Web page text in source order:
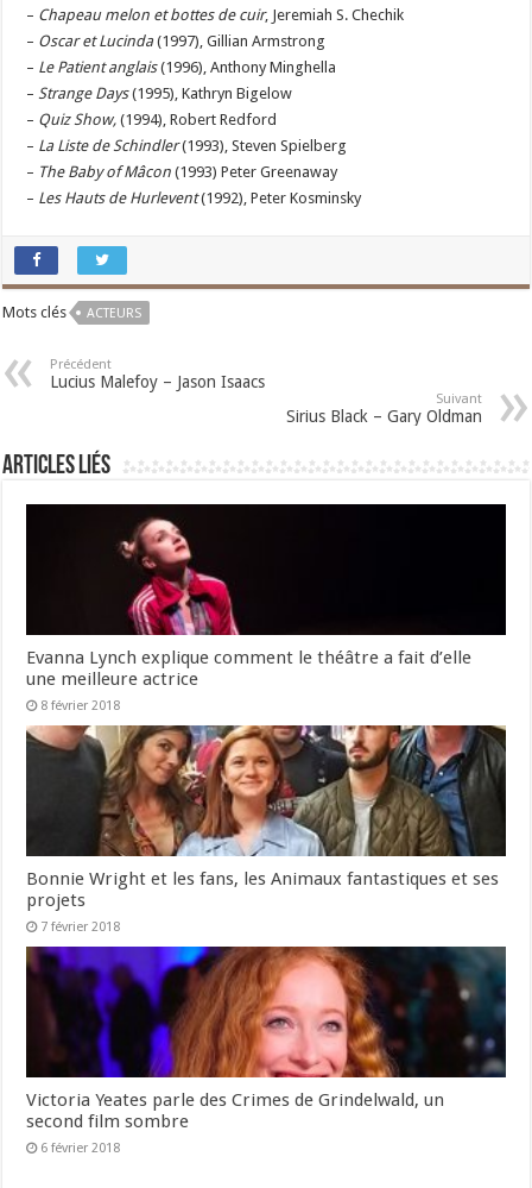
– Chapeau melon et bottes de cuir, Jeremiah S. Chechik
– Oscar et Lucinda(1997), Gillian Armstrong
– Le Patient anglais(1996), Anthony Minghella
–Strange Days(1995), Kathryn Bigelow
– Quiz Show, (1994), Robert Redford
– La Liste de Schindler(1993), Steven Spielberg
– The Baby of Mâcon (1993) Peter Greenaway
– Les Hauts de Hurlevent(1992), Peter Kosminsky
Mots clés ACTEURS
Précédent
Lucius Malefoy – Jason Isaacs
Suivant
Sirius Black – Gary Oldman
Articles liés
Evanna Lynch explique comment le théâtre a fait d’elle
une meilleure actrice
8 février 2018
Bonnie Wright et les fans, les Animaux fantastiques et ses
projets
7 février 2018
Victoria Yeates parle des Crimes de Grindelwald, un
second film sombre
6 février 2018